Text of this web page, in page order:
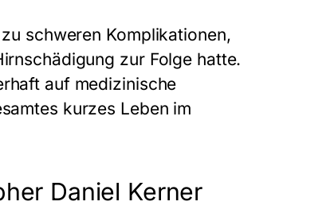
schweren Komplikationen,
zur Folge hatte.
auf medizinische
kurzes Leben im
Daniel Kerner